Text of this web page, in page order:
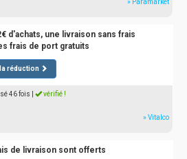
» Paramarket
d'achats, une livraison sans frais
frais de port gratuits
réduction
46 fois vérifié !
» Vitalco
de livraison sont offerts